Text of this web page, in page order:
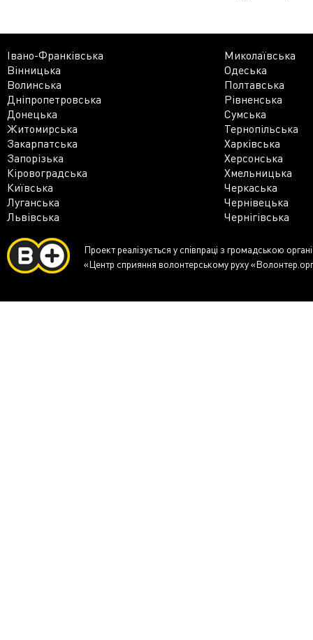
Івано-Франківська
Миколаївська
Вінницька
Одеська
Волинська
Полтавська
Дніпропетровська
Рівненська
Донецька
Сумська
Житомирська
Тернопільська
Закарпатська
Харківська
Запорізька
Херсонська
Кіровоградська
Хмельницька
Київська
Черкаська
Луганська
Чернівецька
Львівська
Чернігівська
Проект реалізується у співпраці з громадською
«Центр сприяння волонтерському руху